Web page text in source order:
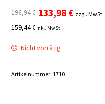
196,94€ Ursprünglicher
Preis
war:
133,98 €Aktueller
zzgl. MwSt.
159,44 €inkl. MwSt.
Nicht vorrätig
Artikelnummer: 1710